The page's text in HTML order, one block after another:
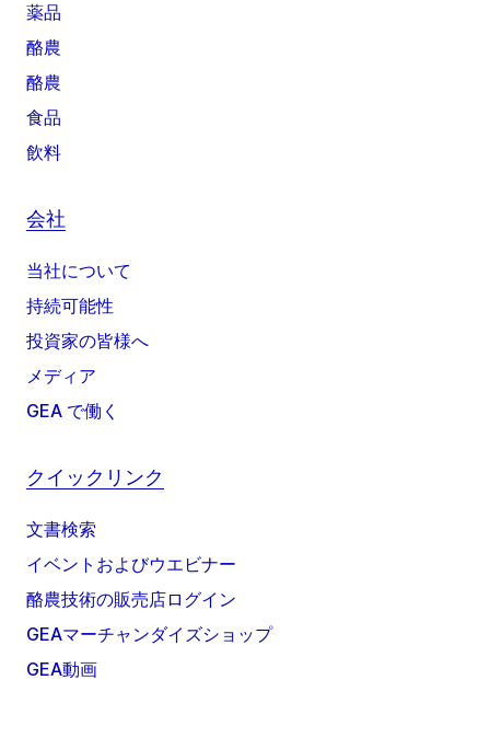
薬品
酪農
酪農
食品
飲料
会社
当社について
持続可能性
投資家の皆様へ
メディア
GEA で働く
クイックリンク
文書検索
イベントおよびウエビナー
酪農技術の販売店ログイン
GEAマーチャンダイズショップ
GEA動画